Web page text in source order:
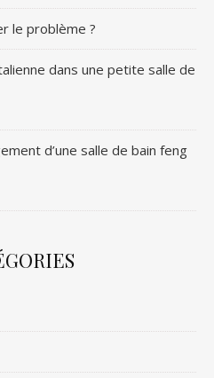
le problème ?
dans une petite salle de
d’une salle de bain feng